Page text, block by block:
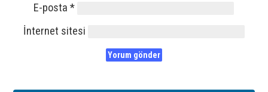
E-posta*
İnternet sitesi